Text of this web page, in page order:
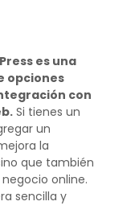
es una
opciones
con
Si tienes un
un
la
que también
online.
sencilla y